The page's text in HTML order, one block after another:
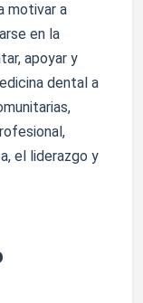
motivar a
en la
apoyar y
dental a
el liderazgo y